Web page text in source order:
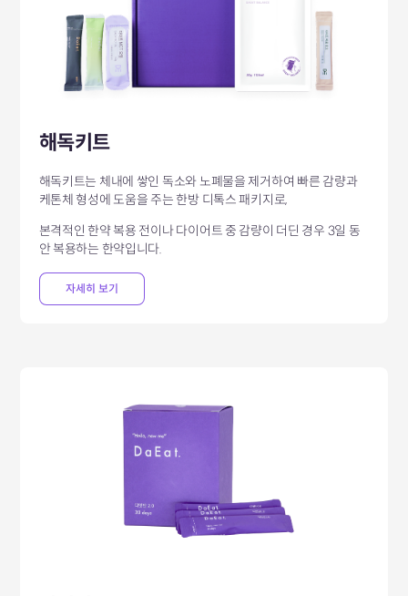
해독키트
해독키트는 체내에 쌓인 독소와 노폐물을 제거하여 빠른 감량과
케톤체 형성에 도움을 주는 한방 디톡스 패키지로,
본격적인 한약 복용 전이나 다이어트 중 감량이 더딘 경우 3일 동
안 복용하는 한약입니다.
자세히 보기